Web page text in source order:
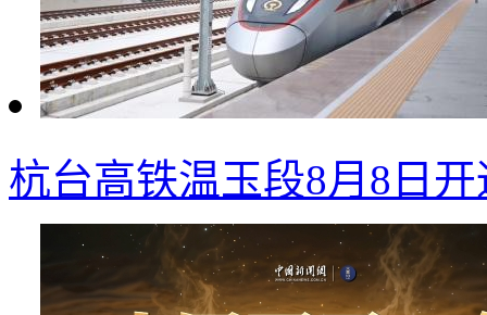
杭台高铁温玉段8月8日